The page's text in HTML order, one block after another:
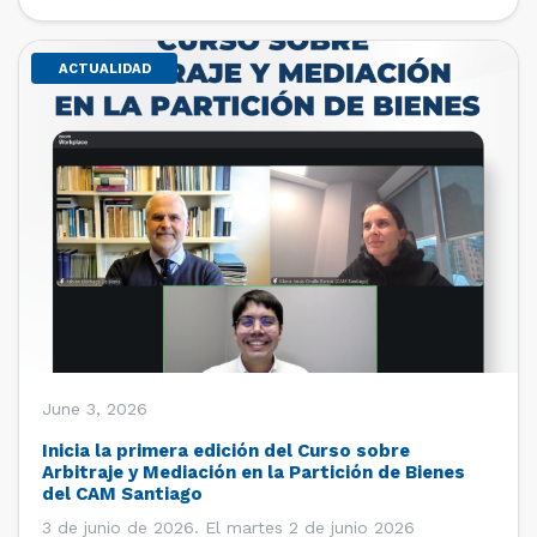
de estudiantes de […]
ACTUALIDAD
June 3, 2026
Inicia la primera edición del Curso sobre
Arbitraje y Mediación en la Partición de Bienes
del CAM Santiago
3 de junio de 2026. El martes 2 de junio 2026